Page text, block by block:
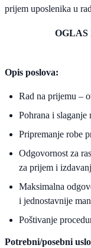
prijem uposlenika u
OGLAS
Opis poslova:
Rad na prijemu –
Pohrana i slaganje
Pripremanje robe
Odgovornost za
za prijem i
Maksimalna
i jednostavnije
Poštivanje
Potrebni/posebni